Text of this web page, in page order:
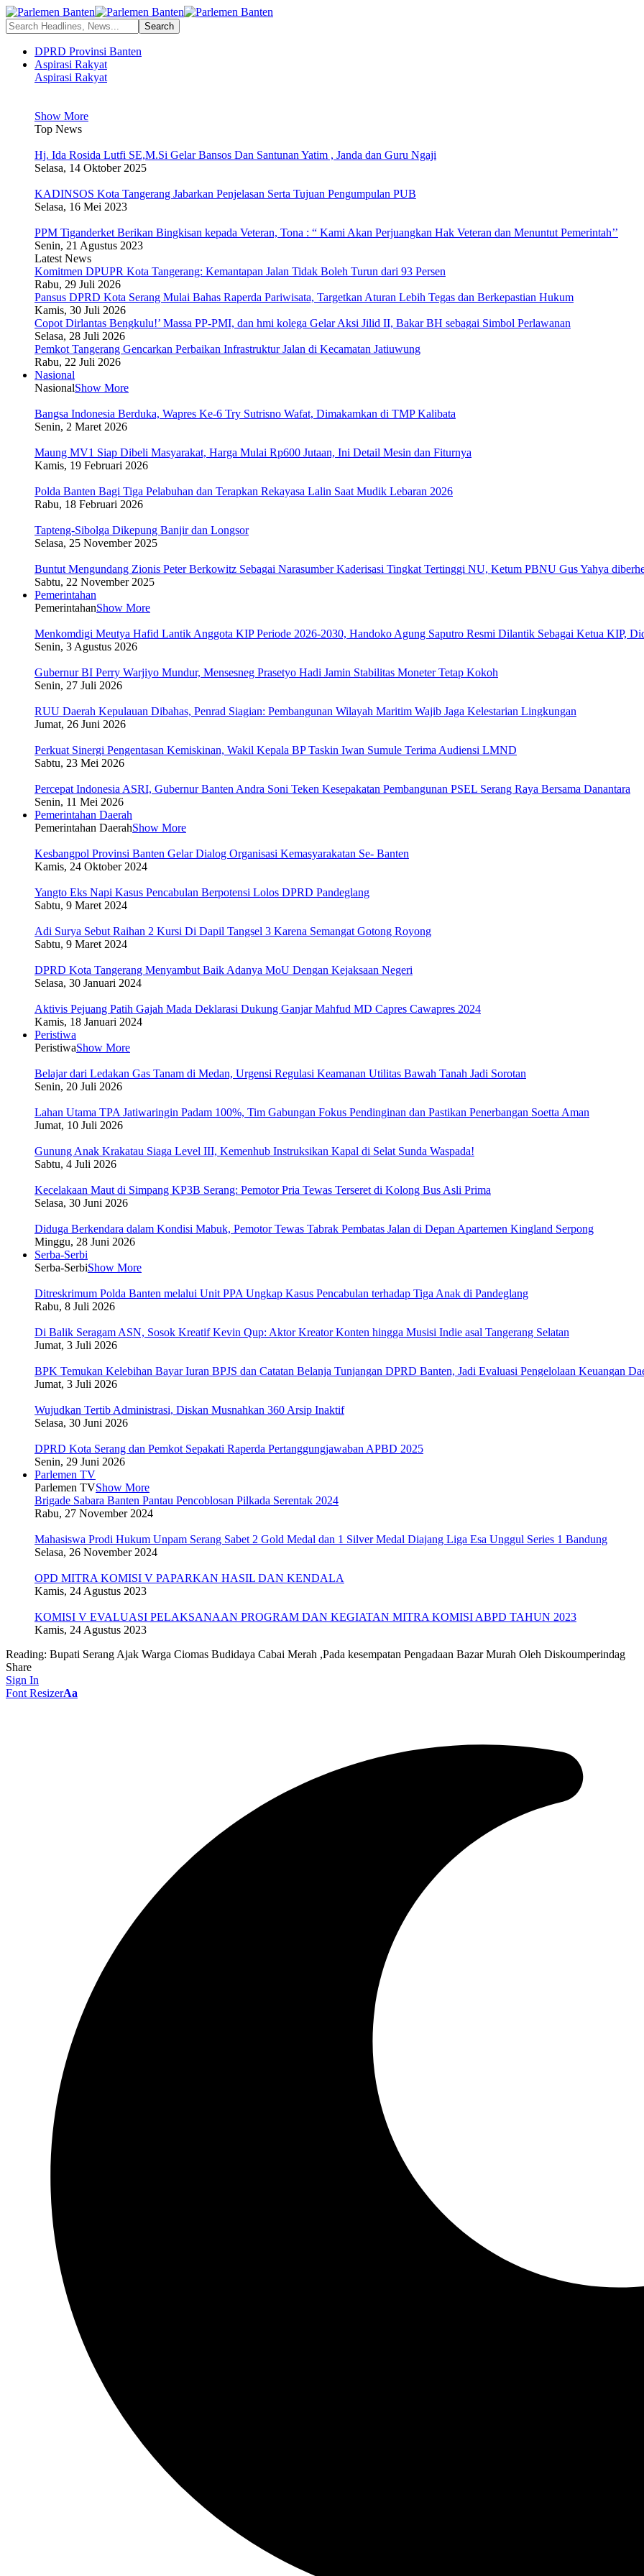
DPRD Provinsi Banten
Aspirasi Rakyat
Aspirasi Rakyat
Show More
Top News
Hj. Ida Rosida Lutfi SE,M.Si Gelar Bansos Dan Santunan Yatim , Janda dan Guru Ngaji
Selasa, 14 Oktober 2025
KADINSOS Kota Tangerang Jabarkan Penjelasan Serta Tujuan Pengumpulan PUB
Selasa, 16 Mei 2023
PPM Tiganderket Berikan Bingkisan kepada Veteran, Tona : “ Kami Akan Perjuangkan Hak Veteran dan Menuntut Pemerintah’’
Senin, 21 Agustus 2023
Latest News
Komitmen DPUPR Kota Tangerang: Kemantapan Jalan Tidak Boleh Turun dari 93 Persen
Rabu, 29 Juli 2026
Pansus DPRD Kota Serang Mulai Bahas Raperda Pariwisata, Targetkan Aturan Lebih Tegas dan Berkepastian Hukum
Kamis, 30 Juli 2026
Copot Dirlantas Bengkulu!’ Massa PP-PMI, dan hmi kolega Gelar Aksi Jilid II, Bakar BH sebagai Simbol Perlawanan
Selasa, 28 Juli 2026
Pemkot Tangerang Gencarkan Perbaikan Infrastruktur Jalan di Kecamatan Jatiuwung
Rabu, 22 Juli 2026
Nasional
NasionalShow More
Bangsa Indonesia Berduka, Wapres Ke-6 Try Sutrisno Wafat, Dimakamkan di TMP Kalibata
Senin, 2 Maret 2026
Maung MV1 Siap Dibeli Masyarakat, Harga Mulai Rp600 Jutaan, Ini Detail Mesin dan Fiturnya
Kamis, 19 Februari 2026
Polda Banten Bagi Tiga Pelabuhan dan Terapkan Rekayasa Lalin Saat Mudik Lebaran 2026
Rabu, 18 Februari 2026
Tapteng-Sibolga Dikepung Banjir dan Longsor
Selasa, 25 November 2025
Buntut Mengundang Zionis Peter Berkowitz Sebagai Narasumber Kaderisasi Tingkat Tertinggi NU, Ketum PBNU Gus Yahya
Sabtu, 22 November 2025
Pemerintahan
PemerintahanShow More
Menkomdigi Meutya Hafid Lantik Anggota KIP Periode 2026-2030, Handoko Agung Saputro Resmi Dilantik Sebagai Ketua KIP,
Senin, 3 Agustus 2026
Gubernur BI Perry Warjiyo Mundur, Mensesneg Prasetyo Hadi Jamin Stabilitas Moneter Tetap Kokoh
Senin, 27 Juli 2026
RUU Daerah Kepulauan Dibahas, Penrad Siagian: Pembangunan Wilayah Maritim Wajib Jaga Kelestarian Lingkungan
Jumat, 26 Juni 2026
Perkuat Sinergi Pengentasan Kemiskinan, Wakil Kepala BP Taskin Iwan Sumule Terima Audiensi LMND
Sabtu, 23 Mei 2026
Percepat Indonesia ASRI, Gubernur Banten Andra Soni Teken Kesepakatan Pembangunan PSEL Serang Raya Bersama Danantara
Senin, 11 Mei 2026
Pemerintahan Daerah
Pemerintahan DaerahShow More
Kesbangpol Provinsi Banten Gelar Dialog Organisasi Kemasyarakatan Se- Banten
Kamis, 24 Oktober 2024
Yangto Eks Napi Kasus Pencabulan Berpotensi Lolos DPRD Pandeglang
Sabtu, 9 Maret 2024
Adi Surya Sebut Raihan 2 Kursi Di Dapil Tangsel 3 Karena Semangat Gotong Royong
Sabtu, 9 Maret 2024
DPRD Kota Tangerang Menyambut Baik Adanya MoU Dengan Kejaksaan Negeri
Selasa, 30 Januari 2024
Aktivis Pejuang Patih Gajah Mada Deklarasi Dukung Ganjar Mahfud MD Capres Cawapres 2024
Kamis, 18 Januari 2024
Peristiwa
PeristiwaShow More
Belajar dari Ledakan Gas Tanam di Medan, Urgensi Regulasi Keamanan Utilitas Bawah Tanah Jadi Sorotan
Senin, 20 Juli 2026
Lahan Utama TPA Jatiwaringin Padam 100%, Tim Gabungan Fokus Pendinginan dan Pastikan Penerbangan Soetta Aman
Jumat, 10 Juli 2026
Gunung Anak Krakatau Siaga Level III, Kemenhub Instruksikan Kapal di Selat Sunda Waspada!
Sabtu, 4 Juli 2026
Kecelakaan Maut di Simpang KP3B Serang: Pemotor Pria Tewas Terseret di Kolong Bus Asli Prima
Selasa, 30 Juni 2026
Diduga Berkendara dalam Kondisi Mabuk, Pemotor Tewas Tabrak Pembatas Jalan di Depan Apartemen Kingland Serpong
Minggu, 28 Juni 2026
Serba-Serbi
Serba-SerbiShow More
Ditreskrimum Polda Banten melalui Unit PPA Ungkap Kasus Pencabulan terhadap Tiga Anak di Pandeglang
Rabu, 8 Juli 2026
Di Balik Seragam ASN, Sosok Kreatif Kevin Qup: Aktor Kreator Konten hingga Musisi Indie asal Tangerang Selatan
Jumat, 3 Juli 2026
BPK Temukan Kelebihan Bayar Iuran BPJS dan Catatan Belanja Tunjangan DPRD Banten, Jadi Evaluasi Pengelolaan Keuangan
Jumat, 3 Juli 2026
Wujudkan Tertib Administrasi, Diskan Musnahkan 360 Arsip Inaktif
Selasa, 30 Juni 2026
DPRD Kota Serang dan Pemkot Sepakati Raperda Pertanggungjawaban APBD 2025
Senin, 29 Juni 2026
Parlemen TV
Parlemen TVShow More
Brigade Sabara Banten Pantau Pencoblosan Pilkada Serentak 2024
Rabu, 27 November 2024
Mahasiswa Prodi Hukum Unpam Serang Sabet 2 Gold Medal dan 1 Silver Medal Diajang Liga Esa Unggul Series 1 Bandung
Selasa, 26 November 2024
OPD MITRA KOMISI V PAPARKAN HASIL DAN KENDALA
Kamis, 24 Agustus 2023
KOMISI V EVALUASI PELAKSANAAN PROGRAM DAN KEGIATAN MITRA KOMISI ABPD TAHUN 2023
Kamis, 24 Agustus 2023
Reading: Bupati Serang Ajak Warga Ciomas Budidaya Cabai Merah ,Pada kesempatan Pengadaan Bazar Murah Oleh Diskoumperindag
Share
Sign In
Font ResizerAa